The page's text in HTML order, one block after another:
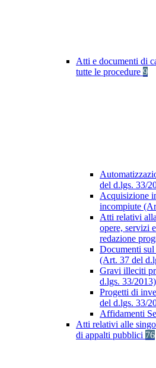
Atti e documenti di
tutte le procedure 9
del d.lgs. 33/
Acquisizione
incompiute
Atti relativi
opere, servizi
redazione
Documenti
(Art. 37 del
Gravi illeciti
d.lgs. 33/2013)
Progetti di
del d.lgs. 33/
Affidamenti
Atti relativi alle
di appalti pubblici 76